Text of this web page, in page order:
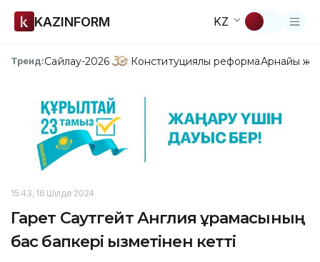
KAZINFORM KZ
Тренд:Сайлау-2026 Конституциялық реформаАрнайы
15:43, 16 Шілде 2024
Гарет Саутгейт Англия құрамасының
бас бапкері қызметінен кетті